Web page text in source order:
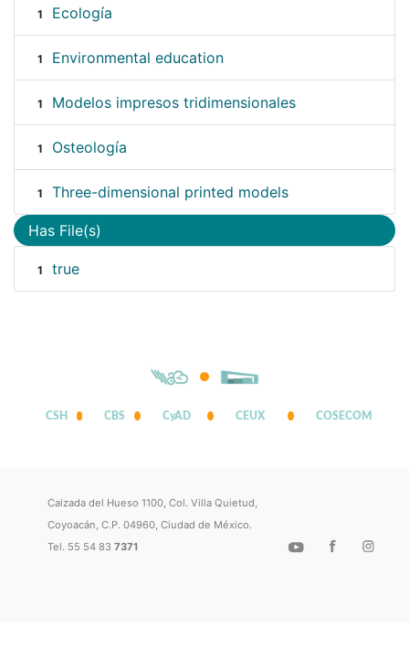
1 Ecología
1 Environmental education
1 Modelos impresos tridimensionales
1 Osteología
1 Three-dimensional printed models
Has File(s)
1 true
CSH CBS CyAD CEUX COSECOM
Calzada del Hueso 1100, Col. Villa Quietud,
Coyoacán, C.P. 04960, Ciudad de México.
Tel. 55 54 837371